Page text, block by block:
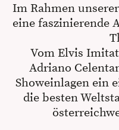
Im Rahmen
eine faszinierende
Vom Elvis
Adriano
Showeinlagen ein
die besten